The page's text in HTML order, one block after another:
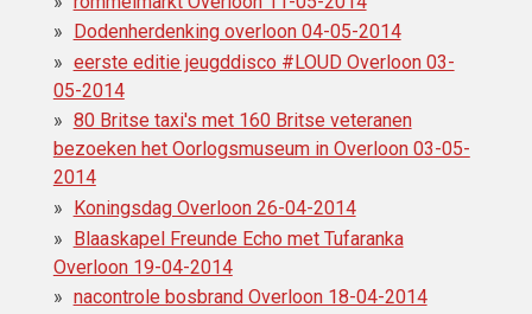
Dodenherdenking overloon 04-05-2014
eerste editie jeugddisco ‪#‎LOUD Overloon 03-
05-2014
80 Britse taxi's met 160 Britse veteranen
bezoeken het Oorlogsmuseum in Overloon 03-05-
2014
Koningsdag Overloon 26-04-2014
Blaaskapel Freunde Echo met Tufaranka
Overloon 19-04-2014
nacontrole bosbrand Overloon 18-04-2014